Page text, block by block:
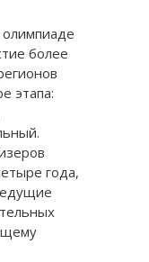
олимпиаде
более
этапа:
года,